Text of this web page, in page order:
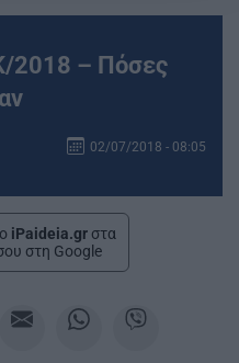
2018 – Πόσες
02/07/2018 - 08:05
iPaideia.gr στα
στη Google